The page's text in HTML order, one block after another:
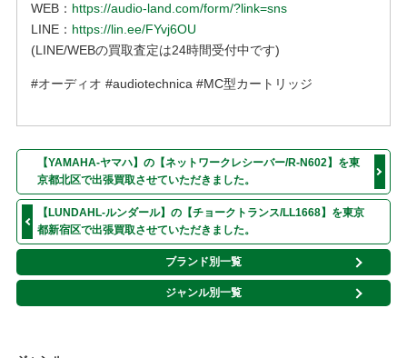
WEB： https://audio-land.com/form/?link=sns
LINE： https://lin.ee/FYvj6OU
(LINE/WEBの買取査定は24時間受付中です)
#オーディオ #audiotechnica #MC型カートリッジ
【YAMAHA-ヤマハ】の【ネットワークレシーバー/R-N602】を東
京都北区で出張買取させていただきました。
【LUNDAHL-ルンダール】の【チョークトランス/LL1668】を東京
都新宿区で出張買取させていただきました。
ブランド別一覧
ジャンル別一覧